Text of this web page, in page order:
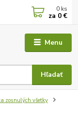
Menu
Hľadať
0 ks
za 0 €
zosnulých všetky